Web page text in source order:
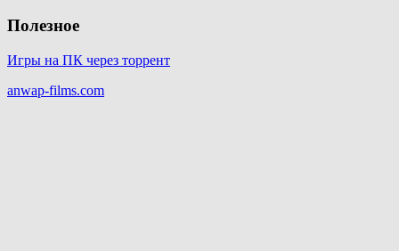
Полезное
Игры на ПК через торрент
anwap-films.com